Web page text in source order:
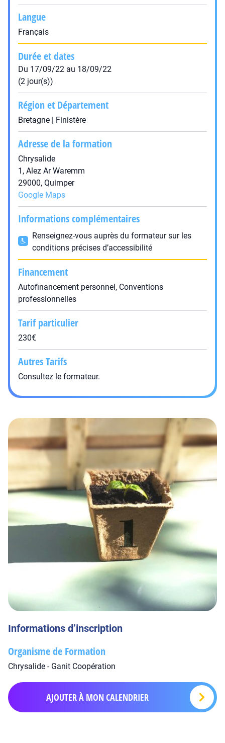
Langue
Français
Durée et dates
Du 17/09/22 au 18/09/22
(2 jour(s))
Région et Département
Bretagne | Finistère
Adresse de la formation
Chrysalide
1, Alez Ar Waremm
29000, Quimper
Google Maps
Informations complémentaires
Renseignez-vous auprès du formateur sur les
conditions précises d’accessibilité
Financement
Autofinancement personnel, Conventions
professionnelles
Tarif particulier
230€
Autres Tarifs
Consultez le formateur.
Informations d’inscription
Organisme de Formation
Chrysalide - Ganit Coopération
AJOUTER À MON CALENDRIER